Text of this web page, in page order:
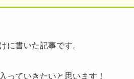
に書いた記事です。
っていきたいと思います！